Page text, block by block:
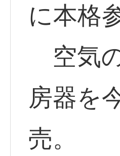
に本格
空気
房器を
売。